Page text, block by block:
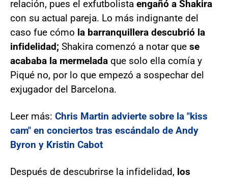
relación, pues el exfutbolista engañó a Shakira
con su actual pareja. Lo más indignante del
caso fue cómo la barranquillera descubrió la
infidelidad; Shakira comenzó a notar que se
acababa la mermelada que solo ella comía y
Piqué no, por lo que empezó a sospechar del
exjugador del Barcelona.
Leer más: Chris Martin advierte sobre la "kiss
cam" en conciertos tras escándalo de Andy
Byron y Kristin Cabot
Después de descubrirse la infidelidad, los